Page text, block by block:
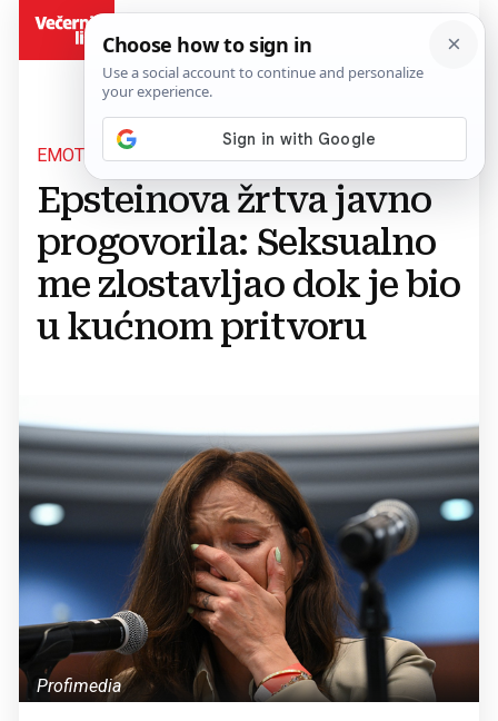
EMOTIVNO SVJEDOČENJE
Epsteinova žrtva javno
progovorila: Seksualno
me zlostavljao dok je bio
u kućnom pritvoru
Profimedia